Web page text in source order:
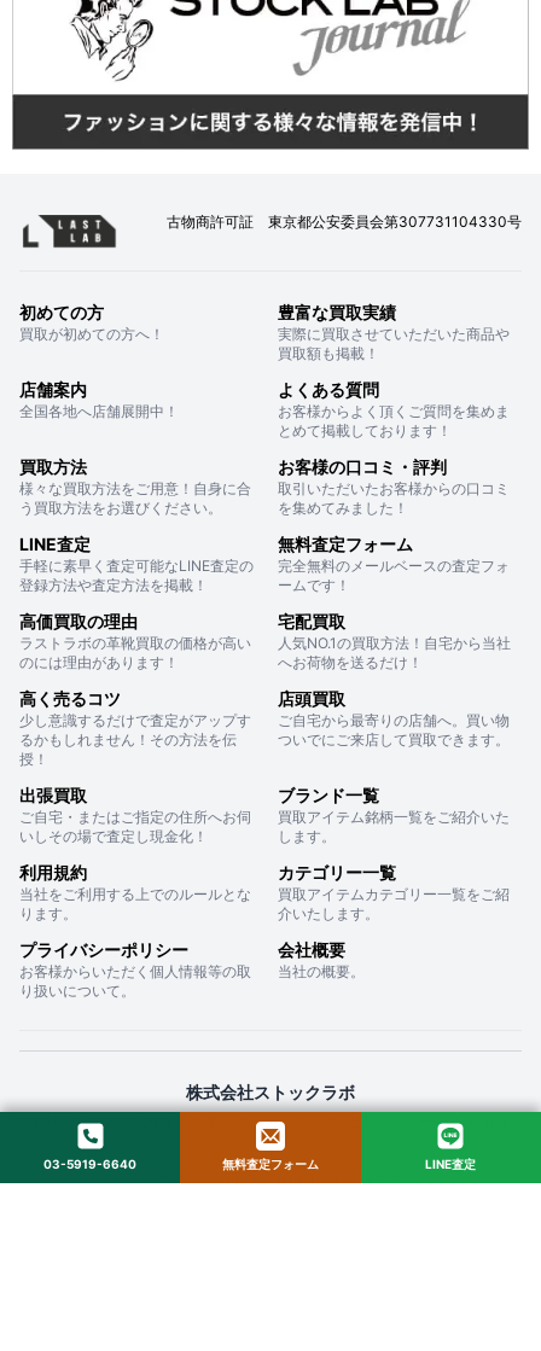
古物商許可証 東京都公安委員会第307731104330号
初めての方
買取が初めての方へ！
豊富な買取実績
実際に買取させていただいた商品や
買取額も掲載！
店舗案内
全国各地へ店舗展開中！
よくある質問
お客様からよく頂くご質問を集めま
とめて掲載しております！
買取方法
様々な買取方法をご用意！自身に合
う買取方法をお選びください。
お客様の口コミ・評判
取引いただいたお客様からの口コミ
を集めてみました！
LINE査定
手軽に素早く査定可能なLINE査定の
登録方法や査定方法を掲載！
無料査定フォーム
完全無料のメールベースの査定フォ
ームです！
高価買取の理由
ラストラボの革靴買取の価格が高い
のには理由があります！
宅配買取
人気NO.1の買取方法！自宅から当社
へお荷物を送るだけ！
高く売るコツ
少し意識するだけで査定がアップす
るかもしれません！その方法を伝
授！
店頭買取
ご自宅から最寄りの店舗へ。買い物
ついでにご来店して買取できます。
出張買取
ご自宅・またはご指定の住所へお伺
いしその場で査定し現金化！
ブランド一覧
買取アイテム銘柄一覧をご紹介いた
します。
利用規約
当社をご利用する上でのルールとな
ります。
カテゴリー一覧
買取アイテムカテゴリー一覧をご紹
介いたします。
プライバシーポリシー
お客様からいただく個人情報等の取
り扱いについて。
会社概要
当社の概要。
株式会社ストックラボ
〒160-0022 東京都新宿区新宿２丁目１２−１６ セントフォービル ２０３
© 2025 StockLab. All Rights Reserved.
03-5919-6640 無料査定フォーム LINE査定